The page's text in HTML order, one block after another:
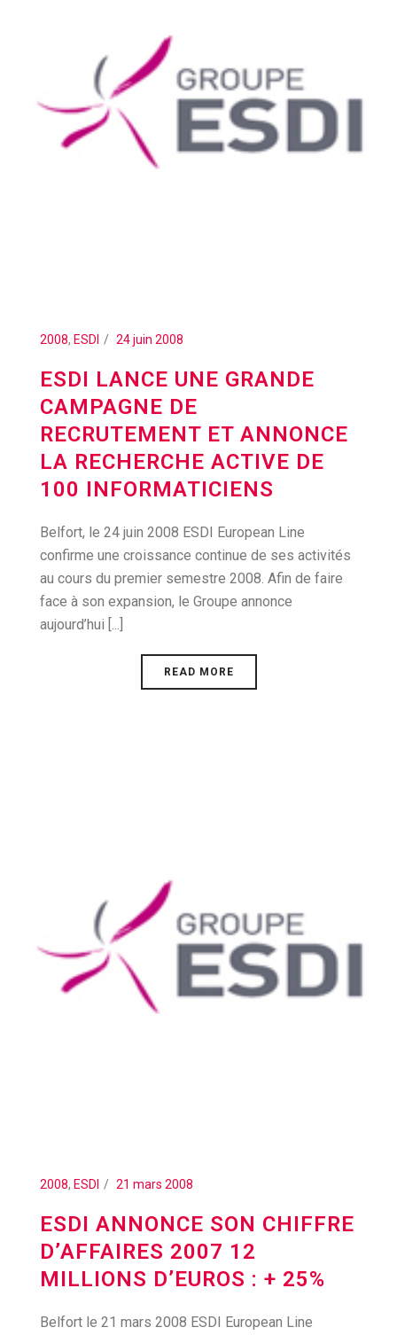
2008, ESDI 24 juin 2008
ESDI LANCE UNE GRANDE
CAMPAGNE DE
RECRUTEMENT ET ANNONCE
LA RECHERCHE ACTIVE DE
100 INFORMATICIENS
Belfort, le 24 juin 2008 ESDI European Line
confirme une croissance continue de ses activités
au cours du premier semestre 2008. Afin de faire
face à son expansion, le Groupe annonce
aujourd’hui [...]
READ MORE
2008, ESDI 21 mars 2008
ESDI ANNONCE SON CHIFFRE
D’AFFAIRES 2007 12
MILLIONS D’EUROS : + 25%
Belfort le 21 mars 2008 ESDI European Line